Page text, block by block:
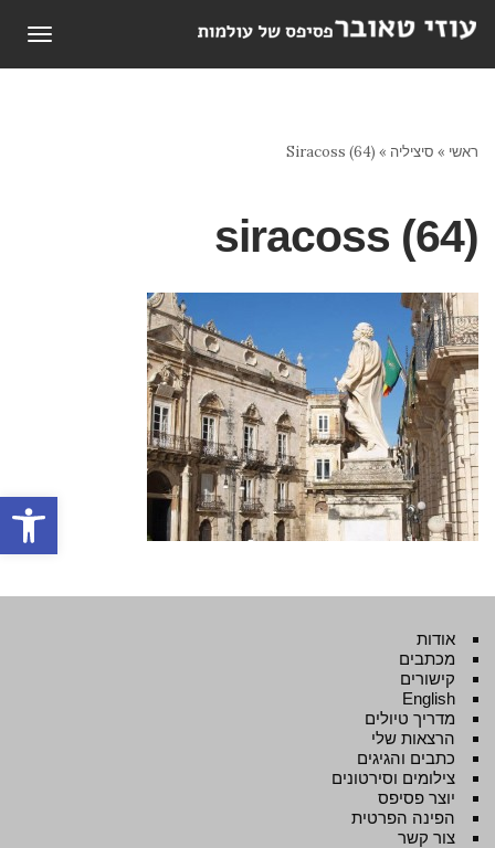
פתח
ראשי » סיציליה »
Siracoss (64)
siracoss (64)
אודות
מכתבים
קישורים
English
מדריך טיולים
הרצאות שלי
כתבים והגיגים
צילומים וסירטונים
יוצר פסיפס
הפינה הפרטית
צור קשר